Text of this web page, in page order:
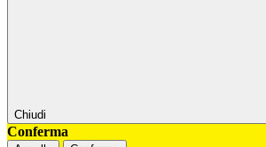
Chiudi
Conferma